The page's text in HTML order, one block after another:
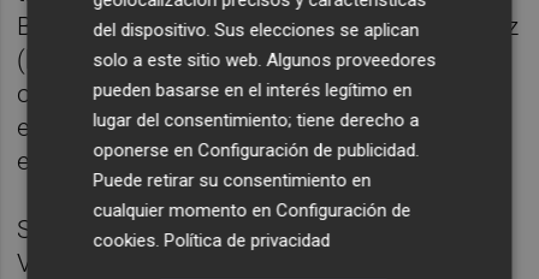
Blasco, Almudena Muñoz o Isabel Fernández
(las tres campeonas olímpicas). Sin
olvidarnos de la importante labor de los
equipos técnicos que han hecho posible
estos resultados”.
Salva Gómez, presidente de la Federación
Valenciana de Judo, se mostraba “muy
del dispositivo. Sus elecciones se aplican
solo a este sitio web. Algunos proveedores
pueden basarse en el interés legítimo en
lugar del consentimiento; tiene derecho a
oponerse enConfiguración de publicidad.
Puede retirar su consentimiento en
cualquier momento enConfiguración de
cookies.Política de privacidad